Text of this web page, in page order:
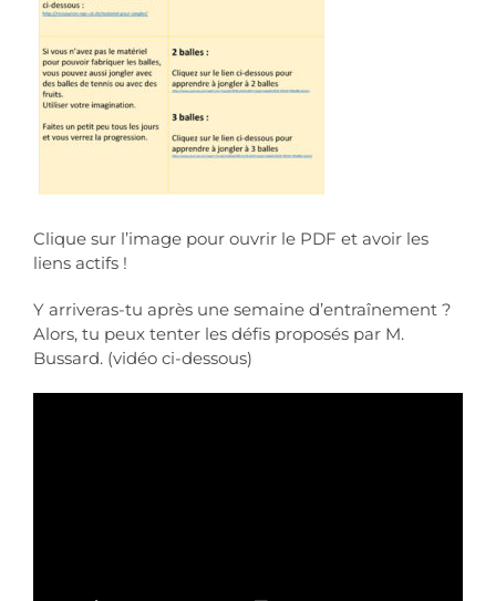
Clique sur l’image pour ouvrir le PDF et avoir les
liens actifs !
Y arriveras-tu après une semaine d’entraînement ?
Alors, tu peux tenter les défis proposés par M.
Bussard. (vidéo ci-dessous)